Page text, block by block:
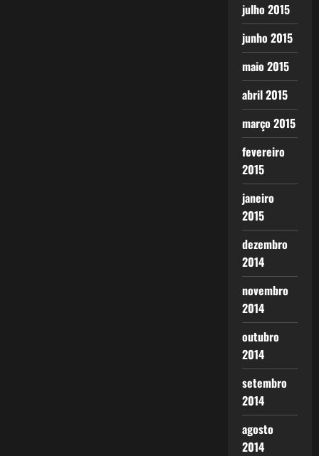
julho 2015
junho 2015
maio 2015
abril 2015
março 2015
fevereiro
2015
janeiro
2015
dezembro
2014
novembro
2014
outubro
2014
setembro
2014
agosto
2014